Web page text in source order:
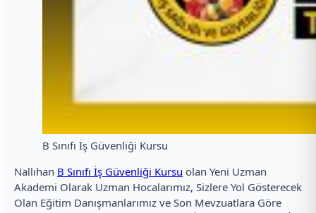
B Sınıfı İş Güvenliği Kursu
Nallıhan B Sınıfı İş Güvenliği Kursu olan Yeni Uzman
Akademi Olarak Uzman Hocalarımız, Sizlere Yol Gösterecek
Olan Eğitim Danışmanlarımız ve Son Mevzuatlara Göre